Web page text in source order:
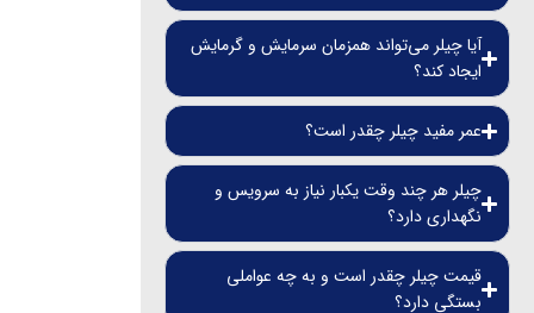
آیا چیلر می‌تواند همزمان سرمایش و گرمایش
ایجاد کند؟
عمر مفید چیلر چقدر است؟
چیلر هر چند وقت یکبار نیاز به سرویس و
نگهداری دارد؟
قیمت چیلر چقدر است و به چه عواملی
بستگی دارد؟